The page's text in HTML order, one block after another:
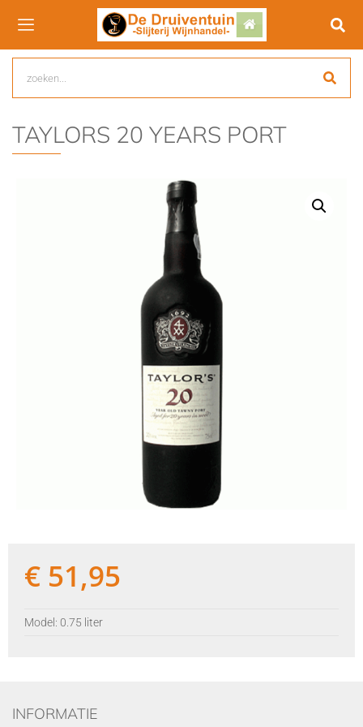
TAYLORS 20 YEARS PORT
€ 51,95
Model: 0.75 liter
INFORMATIE